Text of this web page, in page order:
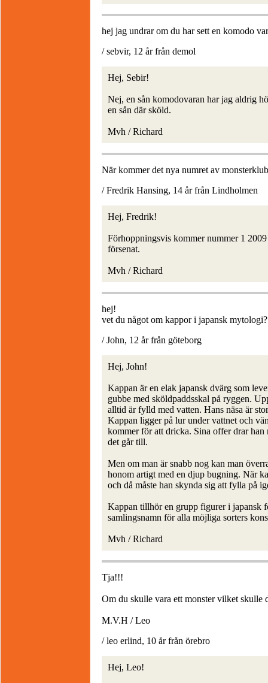
hej jag undrar om du har sett en komodo
/ sebvir, 12 år från demol
Hej, Sebir!
Nej, en sån komodovaran har jag aldrig
en sån där sköld.
Mvh / Richard
När kommer det nya numret av
/ Fredrik Hansing, 14 år från Lindholmen
Hej, Fredrik!
Förhoppningsvis kommer nummer 1
försenat.
Mvh / Richard
hej!
vet du något om kappor i japansk mytologi?
/ John, 12 år från göteborg
Hej, John!
Kappan är en elak japansk dvärg som
gubbe med sköldpaddsskal på ryggen.
alltid är fylld med vatten. Hans näsa är
Kappan ligger på lur under vattnet och
kommer för att dricka. Sina offer drar
det går till.
Men om man är snabb nog kan man
honom artigt med en djup bugning. När
och då måste han skynda sig att fylla på
Kappan tillhör en grupp figurer i japansk
samlingsnamn för alla möjliga sorters
Mvh / Richard
Tja!!!
Om du skulle vara ett monster vilket skulle
M.V.H / Leo
/ leo erlind, 10 år från örebro
Hej, Leo!